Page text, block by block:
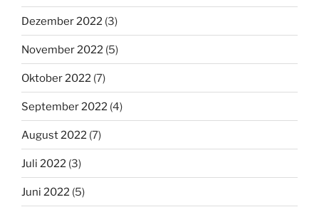
Dezember 2022 (3)
November 2022 (5)
Oktober 2022 (7)
September 2022 (4)
August 2022 (7)
Juli 2022 (3)
Juni 2022 (5)